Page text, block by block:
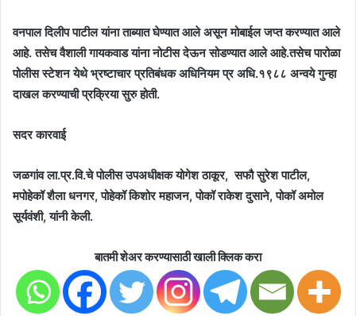
वनपाल दिलीप पाटील यांना ताब्यात घेण्यात आले असून मोबाईल जप्त करण्यात आले
आहे. तसेच वैशाली गायकवाड यांना नोटीस देऊन सोडण्यात आले आहे.तसेच पारोळा
पोलीस स्टेशन येथे भ्रष्टाचार प्रतिबंधक अधिनियम प्र अधि.१९८८ अन्वये गुन्हा
दाखल करण्याची प्रक्रिया सुरु होती.
सदर कारवाई
जळगांव ला.प्र.वि.चे पोलीस उपअधीक्षक योगेश ठाकूर, सफौ सुरेश पाटील,
मपोहेकॉ शैला धनगर, पोहेकॉ किशोर महाजन, पोकॉ राकेश दुसाने, पोकॉ अमोल
सूर्यवंशी, यांनी केली.
बातमी शेअर करण्यासाठी खाली क्लिक करा